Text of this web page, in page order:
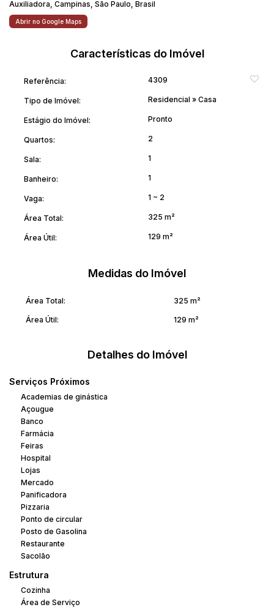
Auxiliadora, Campinas, São Paulo, Brasil
Abrir no Google Maps
Características do Imóvel
Referência: 4309
Tipo de Imóvel: Residencial » Casa
Estágio do Imóvel: Pronto
Quartos: 2
Sala: 1
Banheiro: 1
Vaga: 1 ~ 2
Área Total: 325 m²
Área Útil: 129 m²
Medidas do Imóvel
Área Total: 325 m²
Área Útil: 129 m²
Detalhes do Imóvel
Serviços Próximos
Academias de ginástica
Açougue
Banco
Farmácia
Feiras
Hospital
Lojas
Mercado
Panificadora
Pizzaria
Ponto de circular
Posto de Gasolina
Restaurante
Sacolão
Estrutura
Cozinha
Área de Serviço